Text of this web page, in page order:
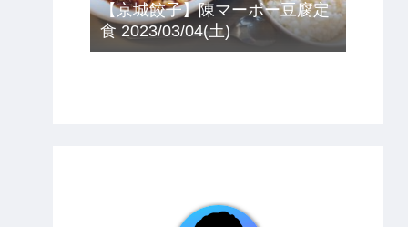
【京城餃子】陳マーボー豆腐定
食 2023/03/04(土)